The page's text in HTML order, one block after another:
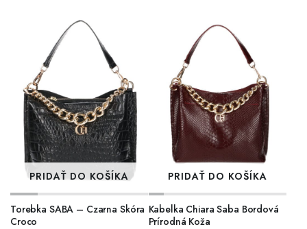
PRIDAŤ DO KOŠÍKA
Torebka SABA – Czarna Skóra
Croco
PRIDAŤ DO KOŠÍKA
Kabelka Chiara Saba Bordová
Prírodná Koža